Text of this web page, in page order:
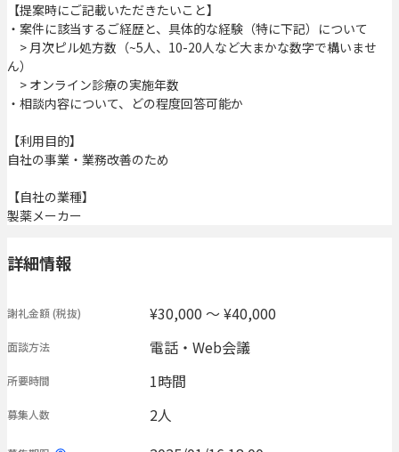
【提案時にご記載いただきたいこと】
・案件に該当するご経歴と、具体的な経験（特に下記）について
> 月次ピル処方数（~5人、10-20人など大まかな数字で構いませ
ん）
> オンライン診療の実施年数
・相談内容について、どの程度回答可能か
【利用目的】
自社の事業・業務改善のため
【自社の業種】
製薬メーカー
詳細情報
謝礼金額(税抜) ¥30,000 〜 ¥40,000
面談方法 電話・Web会議
所要時間 1時間
募集人数 2人